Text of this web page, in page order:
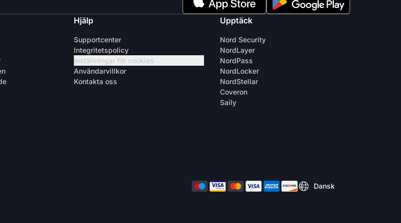
Hjälp
Supportcenter
Integritetspolicy
Inställningar för cookies
Användarvillkor
Kontakta oss
Upptäck
Nord Security
NordLayer
NordPass
NordLocker
NordStellar
Coveron
Saily